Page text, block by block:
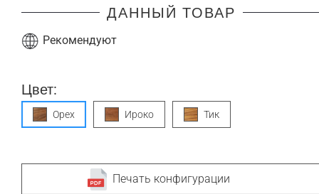
ДАННЫЙ ТОВАР
Рекомендуют
Цвет:
Орех Ироко Тик
Печать конфигурации